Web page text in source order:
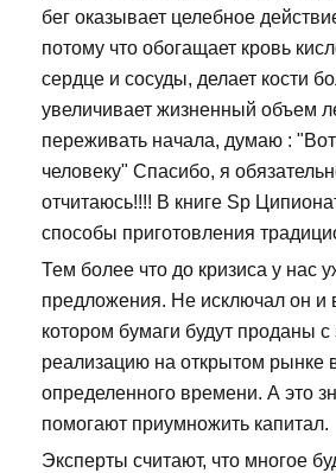
бег оказывает целебное
потому что обогащает кровь
сердце и сосуды, делает кости
увеличивает жизненный объем
переживать начала, думаю :
человеку" Спасибо, я
отчитаюсь!!!! В книге Sp
способы приготовления
Тем более что до кризиса у нас
предложения. Не исключал он и
котором бумаги будут проданы с
реализацию на открытом рынке
определенного времени. А это
помогают приумножить капитал.
Эксперты считают, что многое